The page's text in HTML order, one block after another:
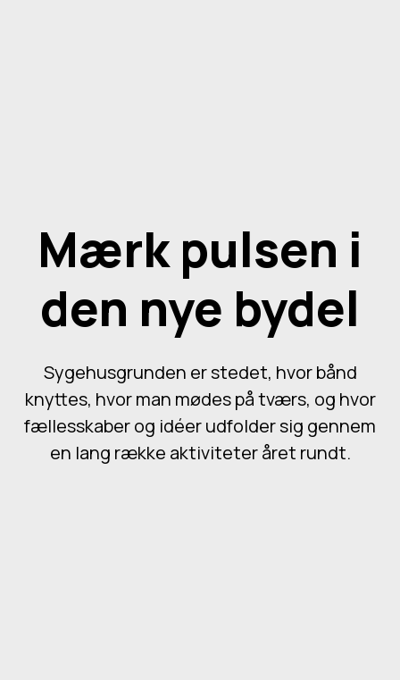
Mærk pulsen i
den nye bydel
Sygehusgrunden er stedet, hvor bånd
knyttes, hvor man mødes på tværs, og hvor
fællesskaber og idéer udfolder sig gennem
en lang række aktiviteter året rundt.